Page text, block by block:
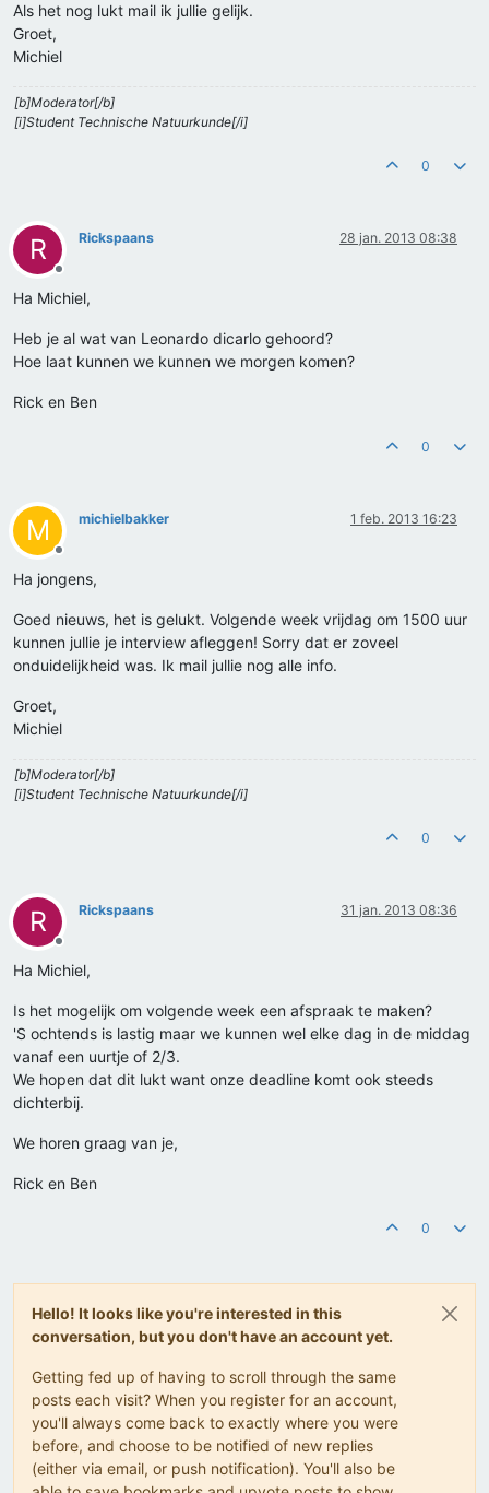
Als het nog lukt mail ik jullie gelijk.
Groet,
Michiel
[b]Moderator[/b]
[i]Student Technische Natuurkunde[/i]
0
R
Offline
Rickspaans 28 jan. 2013 08:38
Ha Michiel,
Heb je al wat van Leonardo dicarlo gehoord?
Hoe laat kunnen we kunnen we morgen komen?
Rick en Ben
0
M
Offline
michielbakker 1 feb. 2013 16:23
Ha jongens,
Goed nieuws, het is gelukt. Volgende week vrijdag om 1500 uur
kunnen jullie je interview afleggen! Sorry dat er zoveel
onduidelijkheid was. Ik mail jullie nog alle info.
Groet,
Michiel
[b]Moderator[/b]
[i]Student Technische Natuurkunde[/i]
0
R
Offline
Rickspaans 31 jan. 2013 08:36
Ha Michiel,
Is het mogelijk om volgende week een afspraak te maken?
'S ochtends is lastig maar we kunnen wel elke dag in de middag
vanaf een uurtje of 2/3.
We hopen dat dit lukt want onze deadline komt ook steeds
dichterbij.
We horen graag van je,
Rick en Ben
0
Hello! It looks like you're interested in this
conversation, but you don't have an account yet.
Getting fed up of having to scroll through the same
posts each visit? When you register for an account,
you'll always come back to exactly where you were
before, and choose to be notified of new replies
(either via email, or push notification). You'll also be